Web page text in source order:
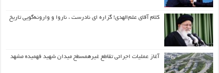
کلام آقای علم‌الهدی! گزاره ای نادرست ، ناروا و وارونه‌گویی تاریخ
آغاز عملیات اجرائی تقاطع غیرهمسطح میدان شهید فهمیده مشهد